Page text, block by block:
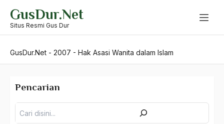
content
GusDur.Net
Situs Resmi Gus Dur
GusDur.Net - 2007 - Hak Asasi Wanita dalam Islam
Pencarian